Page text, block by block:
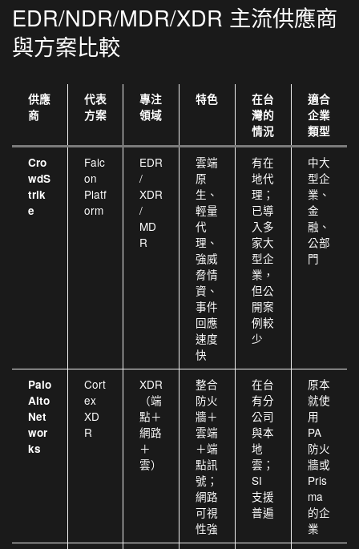
EDR/NDR/MDR/XDR 主流供應商
與方案比較
供應
商
代表
方案
專注
領域
特色
在台
灣的
情況
適合
企業
類型
Cro
wdS
trik
e
Falc
on
Platf
orm
EDR
/
XDR
/
MD
R
雲端
原
生、
輕量
代
理、
強威
脅情
資、
事件
回應
速度
快
有在
地代
理；
已導
入多
家大
型企
業，
但公
開案
例較
少
中大
型企
業、
金
融、
公部
門
Palo
Alto
Net
wor
ks
Cort
ex
XD
R
XDR
（端
點＋
網路
＋
雲）
整合
防火
牆＋
雲端
＋端
點訊
號；
網路
可視
性強
在台
有分
公司
與本
地
雲；
SI
支援
普遍
原本
就使
用
PA
防火
牆或
Pris
ma
的企
業